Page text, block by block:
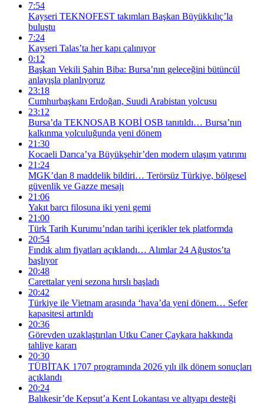
7:54
Kayseri TEKNOFEST takımları Başkan Büyükkılıç’la
buluştu
7:24
Kayseri Talas’ta her kapı çalınıyor
0:12
Başkan Vekili Şahin Biba: Bursa’nın geleceğini bütüncül
anlayışla planlıyoruz
23:18
Cumhurbaşkanı Erdoğan, Suudi Arabistan yolcusu
23:12
Bursa’da TEKNOSAB KOBİ OSB tanıtıldı… Bursa’nın
kalkınma yolculuğunda yeni dönem
21:30
Kocaeli Darıca’ya Büyükşehir’den modern ulaşım yatırımı
21:24
MGK’dan 8 maddelik bildiri… Terörsüz Türkiye, bölgesel
güvenlik ve Gazze mesajı
21:06
Yakıt barcı filosuna iki yeni gemi
21:00
Türk Tarih Kurumu’ndan tarihi içerikler tek platformda
20:54
Fındık alım fiyatları açıklandı… Alımlar 24 Ağustos’ta
başlıyor
20:48
Carettalar yeni sezona hırslı başladı
20:42
Türkiye ile Vietnam arasında ‘hava’da yeni dönem… Sefer
kapasitesi artırıldı
20:36
Görevden uzaklaştırılan Utku Caner Çaykara hakkında
tahliye kararı
20:30
TÜBİTAK 1707 programında 2026 yılı ilk dönem sonuçları
açıklandı
20:24
Balıkesir’de Kepsut’a Kent Lokantası ve altyapı desteği